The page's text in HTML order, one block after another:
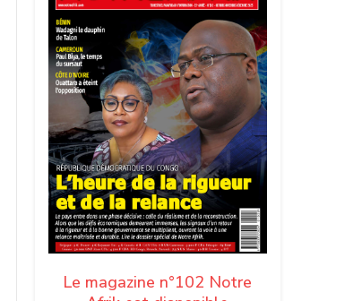
Le magazine n°102 Notre